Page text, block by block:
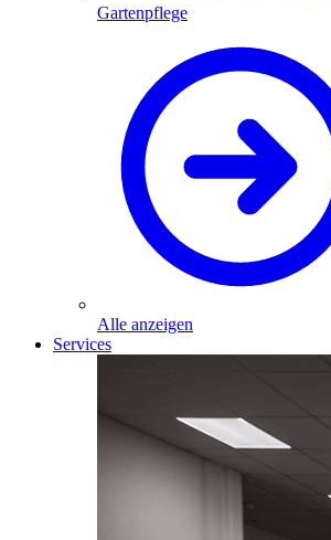
Gartenpflege
Alle anzeigen
Services